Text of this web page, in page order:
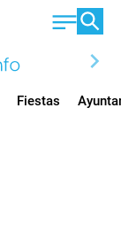
chevron_right
Fiestas